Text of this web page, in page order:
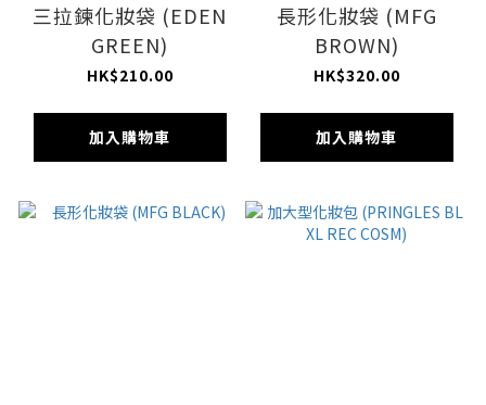
三拉鍊化妝袋 (EDEN
GREEN)
HK$210.00
加入購物車
長形化妝袋 (MFG
BROWN)
HK$320.00
加入購物車